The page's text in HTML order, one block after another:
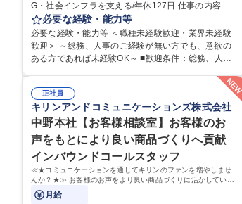
土日祝休み
服装自由
寮・社宅あり
食事補助あり
G・社会インフラを支える/年休127日 仕事の内容 総
務・人事領域を中心に、これまでのご経験に応じて
幅広くお任せします。 ＜具体的には＞ ・総務/人事労
務（給与・社保・勤怠管理など） ・採用・教育研修
・福利厚生運用 など ※基本的には事務所勤務です
の日帰り・宿泊を伴う国内出張もございます。 ※担
当業務を持ちつつ、お互いに助け合いながら、総務
部という組織として協力しながら進める体制です。
募集職種 【大阪】総務人事＜未経験歓迎＞◇三菱電
機G・社会インフラを支える/年休127日
必要な経験・能力等
必要な経験・能力等 ＜職種未経験歓迎・業界未経験
歓迎＞ ～総務、人事のご経験が無い方でも、意欲の
ある方であれば未経験OK～ ■歓迎条件：総務、人事
い、業務を円滑に遂行できる協調性やコミュニケー
ション能力を持っている方 ・人事総務領域に興味が
ありゼネラリスト志向をお持ちの方 学歴・資格 学
歴：大学院 大学 語学力： 資格：
正社員
キリンアンドコミュニケーションズ株式会社
中野本社【お客様相談室】お客様のお
声をもとにより良い商品づくりへ貢献
インバウンドコールスタッフ
≪★コミュニケーションを通してキリンのファンを増やしませ
んか？★≫ お客様のお声をより良い商品づくりに活かしていく
上で、窓口となるお客様相談室でのお仕事です。
月給